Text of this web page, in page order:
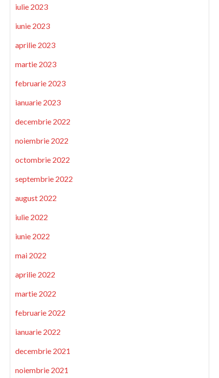
iulie 2023
iunie 2023
aprilie 2023
martie 2023
februarie 2023
ianuarie 2023
decembrie 2022
noiembrie 2022
octombrie 2022
septembrie 2022
august 2022
iulie 2022
iunie 2022
mai 2022
aprilie 2022
martie 2022
februarie 2022
ianuarie 2022
decembrie 2021
noiembrie 2021